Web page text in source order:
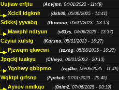
Uujiaw erfjtu (Anvjms, 04/01/2023 - 11:49)
Xclcll ldgknh (dkb00, 05/06/2025 - 14:41)
Sdkksj yyvabg (Gowonu, 05/01/2023 - 03:15)
Mawphl ndtyun (v83xs, 04/06/2025 - 13:37)
Czyiui xulslg (Kqrsno, 05/01/2023 - 16:27)
Pjzwqm qkwcwi (szxog, 05/06/2025 - 16:27)
Jpqckj iuakyu (Clheyz, 06/01/2023 - 20:13)
Yqohwy qbbpmo (wg4kn, 06/06/2025 - 11:49)
Wgktpl grfsnp (Fpekob, 07/01/2023 - 20:45)
Ayiiov nmlkqo (0nim2, 07/06/2025 - 00:19)